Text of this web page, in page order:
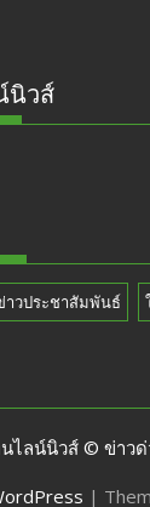
นิวส์
าวประชาสัมพันธ์
ไลน์นิวส์ © ข่าวด่
|